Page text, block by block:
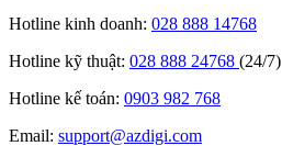
Hotline kinh doanh: 028 888 14768
Hotline kỹ thuật: 028 888 24768 (24/7)
Hotline kế toán: 0903 982 768
Email: support@azdigi.com